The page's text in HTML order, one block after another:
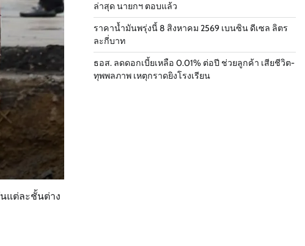
แต่ละชั้นต่าง
ล่าสุด นายกฯ ตอบแล้ว
ราคาน้ำมันพรุ่งนี้ 8 สิงหาคม 2569 เบนซิน ดีเซล ลิตร
ละกี่บาท
ธอส. ลดดอกเบี้ยเหลือ 0.01% ต่อปี ช่วยลูกค้า เสียชีวิต-
ทุพพลภาพ เหตุกราดยิงโรงเรียน